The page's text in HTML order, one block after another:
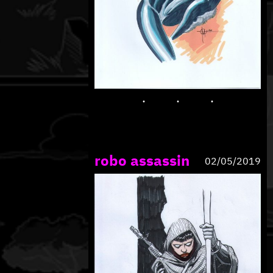
robo assassin 02/05/2019